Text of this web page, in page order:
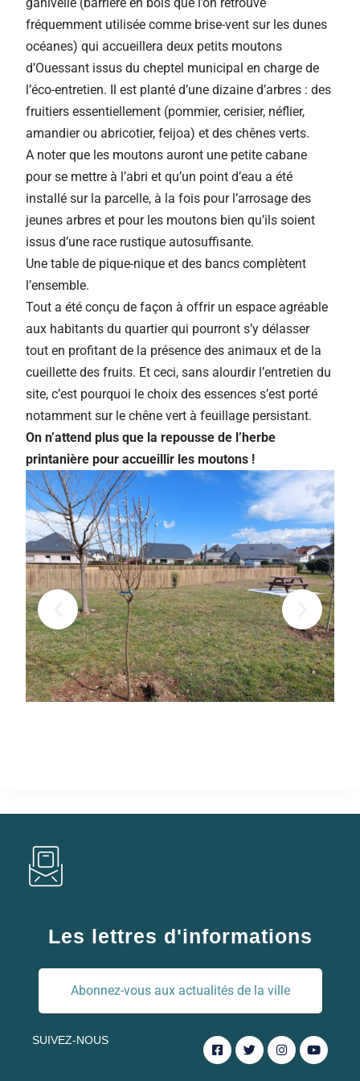
ganivelle (barrière en bois que l’on retrouve
fréquemment utilisée comme brise-vent sur les dunes
océanes) qui accueillera deux petits moutons
d’Ouessant issus du cheptel municipal en charge de
l’éco-entretien. Il est planté d’une dizaine d’arbres : des
fruitiers essentiellement (pommier, cerisier, néflier,
amandier ou abricotier, feijoa) et des chênes verts.
A noter que les moutons auront une petite cabane
pour se mettre à l’abri et qu’un point d’eau a été
installé sur la parcelle, à la fois pour l’arrosage des
jeunes arbres et pour les moutons bien qu’ils soient
issus d’une race rustique autosuffisante.
Une table de pique-nique et des bancs complètent
l’ensemble.
Tout a été conçu de façon à offrir un espace agréable
aux habitants du quartier qui pourront s’y délasser
tout en profitant de la présence des animaux et de la
cueillette des fruits. Et ceci, sans alourdir l’entretien du
site, c’est pourquoi le choix des essences s’est porté
notamment sur le chêne vert à feuillage persistant.
On n’attend plus que la repousse de l’herbe
printanière pour accueillir les moutons !
Les lettres d'informations
Abonnez-vous aux actualités de la ville
SUIVEZ-NOUS